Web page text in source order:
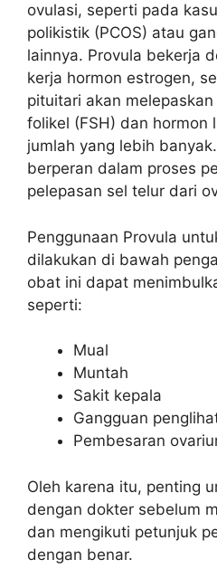
ovulasi, seperti pada
polikistik (PCOS) atau
lainnya. Provula bekerja
kerja hormon estrogen,
pituitari akan
folikel (FSH) dan hormon
jumlah yang lebih
berperan dalam proses
pelepasan sel telur dari
Penggunaan Provula
dilakukan di bawah
obat ini dapat
seperti:
Mual
Muntah
Sakit kepala
Gangguan
Pembesaran
Oleh karena itu, penting
dengan dokter sebelum
dan mengikuti petunjuk
dengan benar.